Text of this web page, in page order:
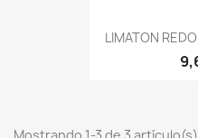
LIMATON